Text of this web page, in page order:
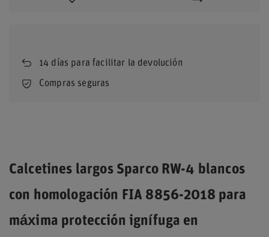
14 días para facilitar la devolución
Compras seguras
Calcetines largos Sparco RW-4 blancos
con homologación FIA 8856-2018 para
máxima protección ignífuga en